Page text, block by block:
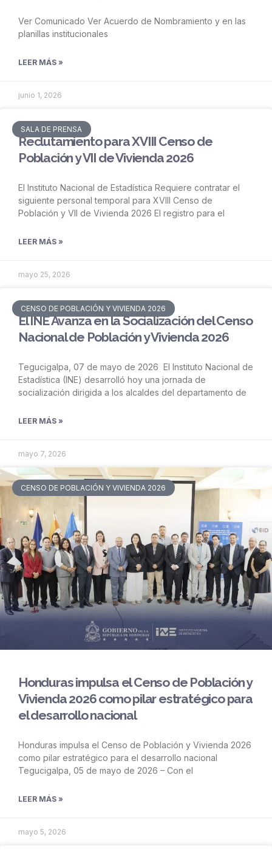
Ver Comunicado Ver Acuerdo de Nombramiento y en las
planillas institucionales
LEER MÁS »
junio 1, 2026
SALA DE PRENSA
Reclutamiento para XVIII Censo de
Población y VII de Vivienda 2026
El Instituto Nacional de Estadística Requiere contratar el
siguiente personal temporal para XVIII Censo de
Población y VII de Vivienda 2026 El registro para el
LEER MÁS »
mayo 25, 2026
CENSO DE POBLACIÓN Y VIVIENDA 2026
El INE Avanza en la Socialización del Censo
Nacional de Población y Vivienda 2026
Tegucigalpa, 07 de mayo de 2026 El Instituto Nacional de
Estadística (INE) desarrolló hoy una jornada de
socialización dirigida a los alcaldes del departamento de
LEER MÁS »
mayo 7, 2026
CENSO DE POBLACIÓN Y VIVIENDA 2026
Honduras impulsa el Censo de Población y
Vivienda 2026 como pilar estratégico para
el desarrollo nacional
Honduras impulsa el Censo de Población y Vivienda 2026
como pilar estratégico para el desarrollo nacional
Tegucigalpa, 05 de mayo de 2026 – Con el
LEER MÁS »
mayo 5, 2026